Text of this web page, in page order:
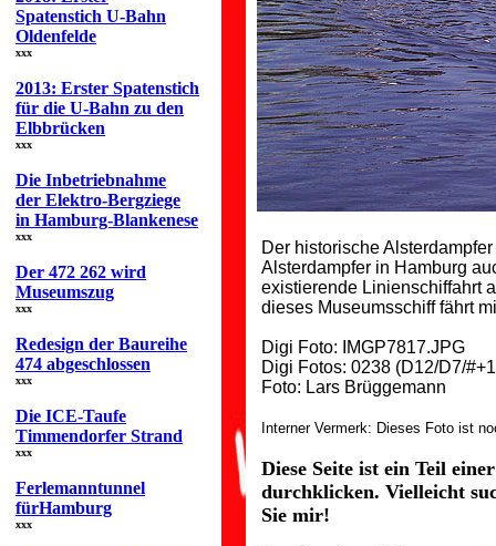
Spatenstich U-Bahn
Oldenfelde
xxx
2013: Erster Spatenstich
für die U-Bahn zu den
Elbbrücken
xxx
Die Inbetriebnahme
der Elektro-Bergziege
in Hamburg-Blankenese
xxx
Der 472 262 wird
Museumszug
xxx
Redesign der Baureihe
474 abgeschlossen
xxx
Die ICE-Taufe
Timmendorfer Strand
xxx
Ferlemanntunnel
fürHamburg
xxx
Der historische
Alsterdampfer in Hamburg
existierende Linienschiffahrt
dieses Museumsschiff fährt
Digi Foto: IMGP7817.JPG
Digi Fotos: 0238 (D12/D7/
Foto: Lars Brüggemann
Interner Vermerk: Dieses Foto ist
Diese Seite ist ein Teil
durchklicken. Vielleicht
Sie mir!